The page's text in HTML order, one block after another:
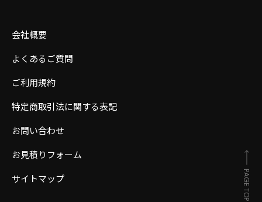
会社概要
よくあるご質問
ご利用規約
特定商取引法に関する表記
お問い合わせ
お見積りフォーム
サイトマップ
PAGE TOP